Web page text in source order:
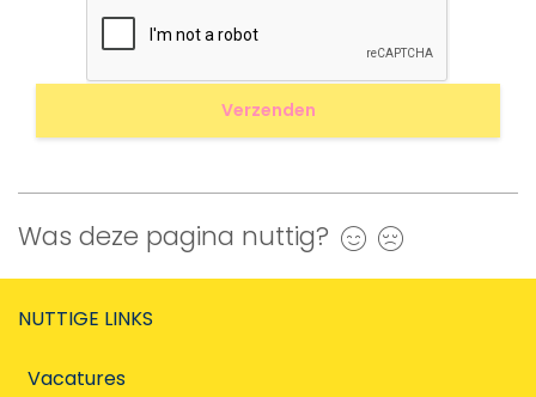
Was deze pagina nuttig? Ja
NUTTIGE LINKS
Vacatures